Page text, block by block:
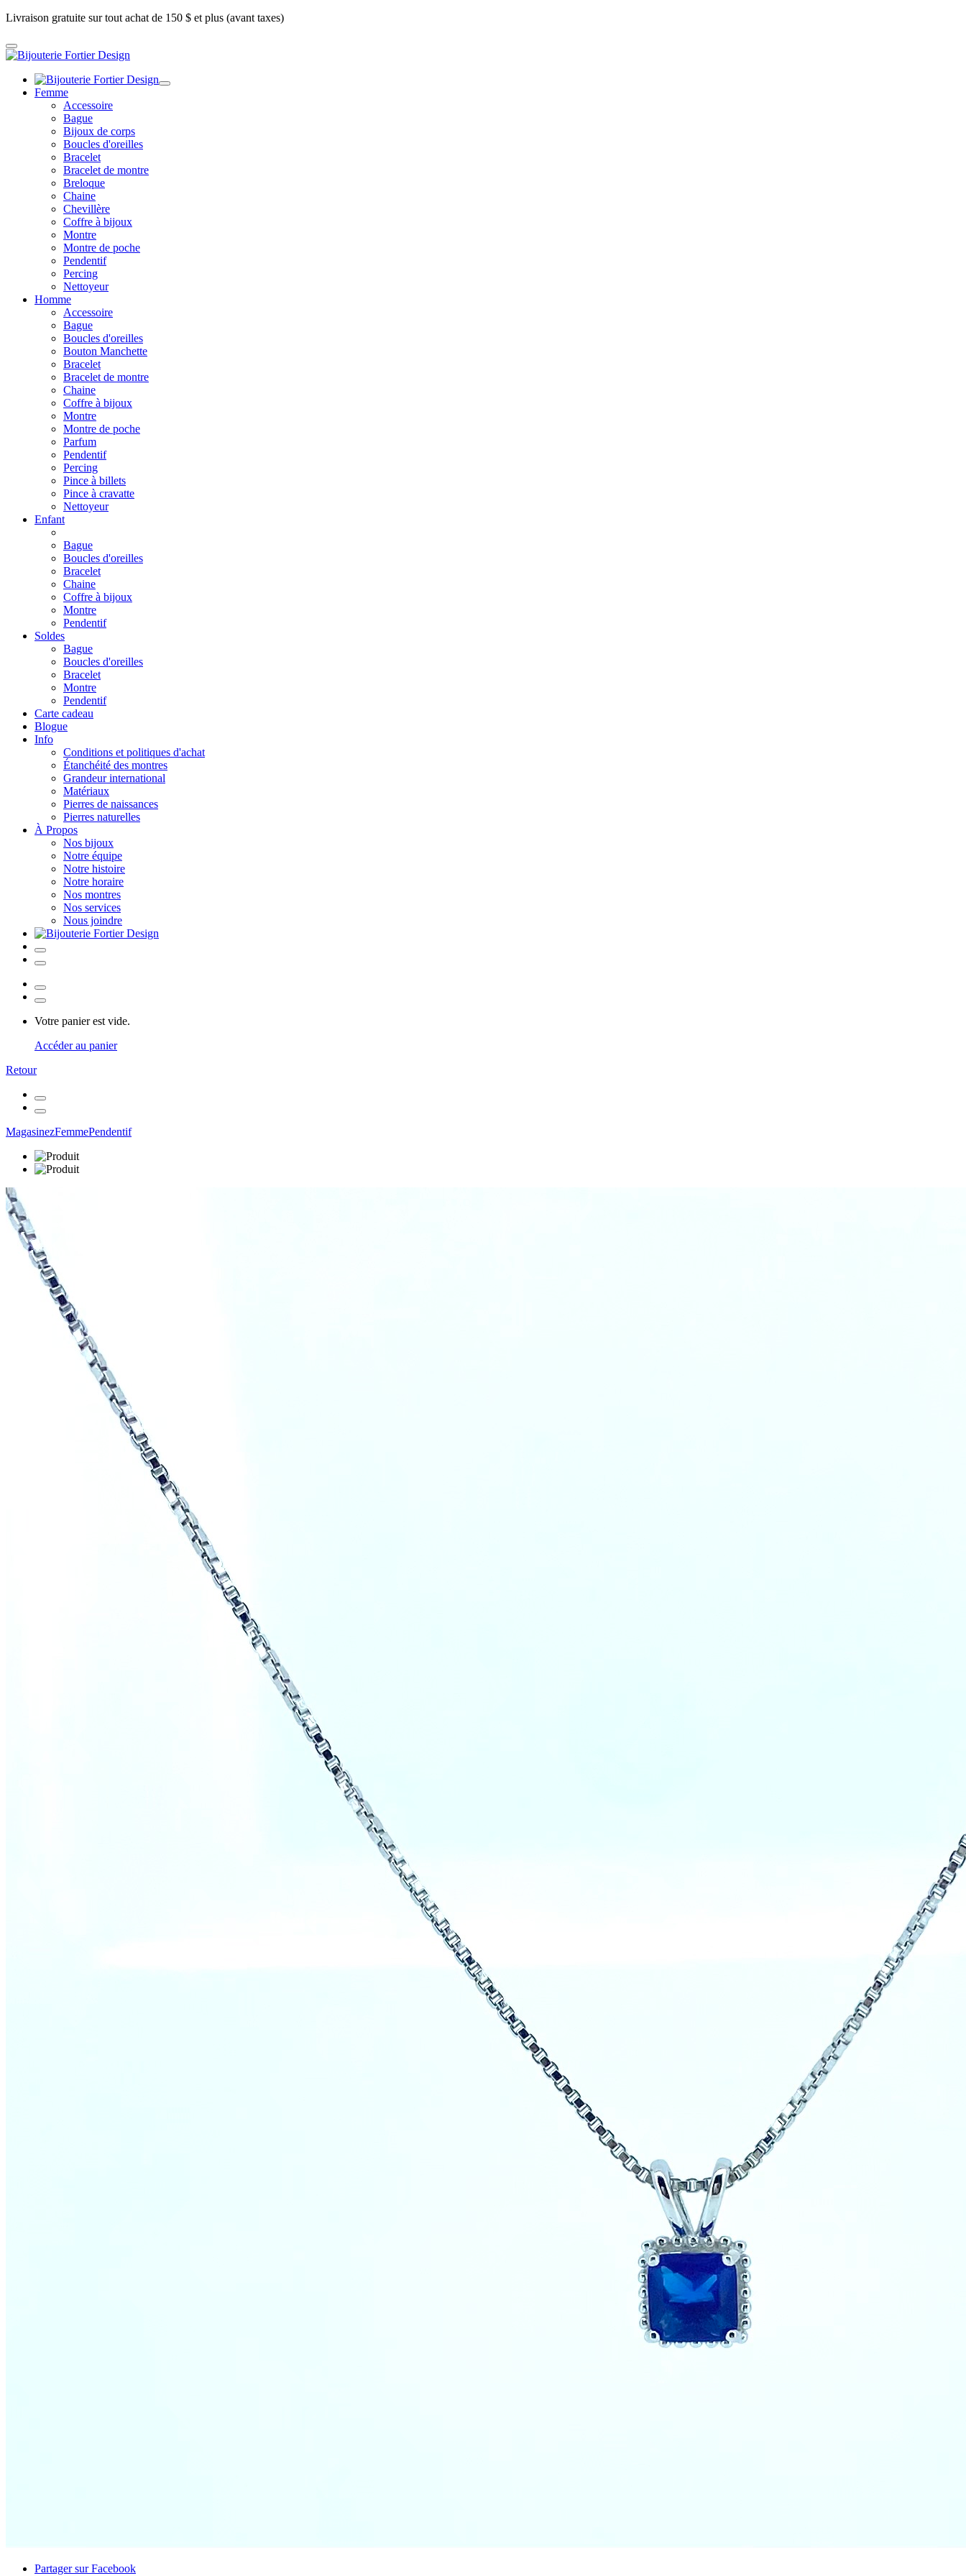
Livraison gratuite sur tout achat de 150 $ et plus (avant taxes)
Femme
Accessoire
Bague
Bijoux de corps
Boucles d'oreilles
Bracelet
Bracelet de montre
Breloque
Chaine
Chevillère
Coffre à bijoux
Montre
Montre de poche
Pendentif
Percing
Nettoyeur
Homme
Accessoire
Bague
Boucles d'oreilles
Bouton Manchette
Bracelet
Bracelet de montre
Chaine
Coffre à bijoux
Montre
Montre de poche
Parfum
Pendentif
Percing
Pince à billets
Pince à cravatte
Nettoyeur
Enfant
Bague
Boucles d'oreilles
Bracelet
Chaine
Coffre à bijoux
Montre
Pendentif
Soldes
Bague
Boucles d'oreilles
Bracelet
Montre
Pendentif
Carte cadeau
Blogue
Info
Conditions et politiques d'achat
Étanchéité des montres
Grandeur international
Matériaux
Pierres de naissances
Pierres naturelles
À Propos
Nos bijoux
Notre équipe
Notre histoire
Notre horaire
Nos montres
Nos services
Nous joindre
Votre panier est vide.
Accéder au panier
Retour
MagasinezFemmePendentif
Partager sur Facebook